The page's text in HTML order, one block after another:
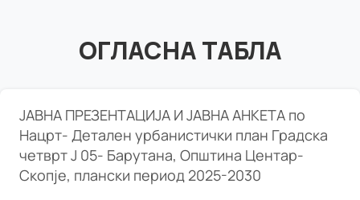
ОГЛАСНА ТАБЛА
ЈАВНА ПРЕЗЕНТАЦИЈА И ЈАВНА АНКЕТА по
Нацрт- Детален урбанистички план Градска
четврт Ј 05- Барутана, Општина Центар-
Скопје, плански период 2025-2030